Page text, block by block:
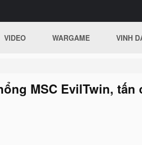
VIDEO WARGAME VINH
MSC EvilTwin,